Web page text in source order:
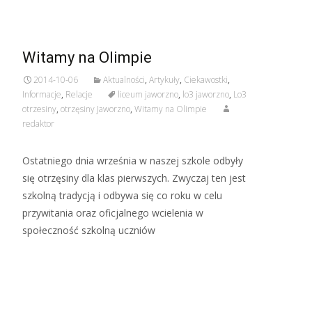
Witamy na Olimpie
2014-10-06 Aktualności, Artykuły, Ciekawostki,
Informacje, Relacje liceum jaworzno, lo3 jaworzno, Lo3
otrzesiny, otrzęsiny Jaworzno, Witamy na Olimpie
redaktor
Ostatniego dnia września w naszej szkole odbyły
się otrzęsiny dla klas pierwszych. Zwyczaj ten jest
szkolną tradycją i odbywa się co roku w celu
przywitania oraz oficjalnego wcielenia w
społeczność szkolną uczniów